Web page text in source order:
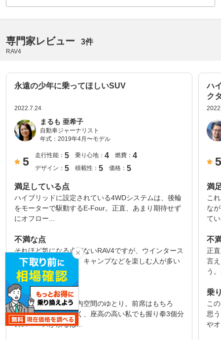
専門家レビュー 3件
RAV4
永遠の少年に乗ってほしいSUV
2022.7.24
まるも 亜希子
自動車ジャーナリスト
年式： 2019年4月〜モデル
5
走行性能： 5 乗り心地： 4 燃費： 4
デザイン： 5 積載性： 5 価格： 5
満足している点
ハイブリッドに設定されている4WDシステムは、後輪
をモーターで駆動するE-Four。正直、あまり期待せず
にオフロー...
不満な点
それほど気になる点がないRAV4ですが、ウインタース
ポーツやサーフィン、キャンプなどを楽しむ人が多い
クルマなので、...
乗り心地
まず感心するのは室内空間のゆとり。前席はもちろ
ん、後席の頭上も高く、座高の高い私でも握り拳3個分
のスペースが余るほ...
ハ
ク
満
こ
な
て
不
正
言
う
乗
こ
思
や